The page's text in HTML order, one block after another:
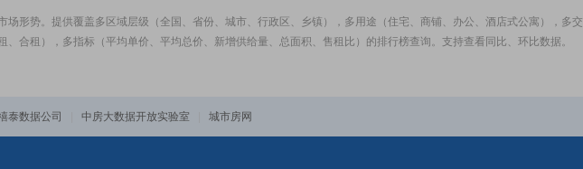
场形势。提供覆盖多区域层级（全国、省份、城市、行政区、乡镇），多用途（住宅、商铺、办公、酒店式公寓），多交
、合租），多指标（平均单价、平均总价、新增供给量、总面积、售租比）的排行榜查询。支持查看同比、环比数据。
泰数据公司 中房大数据开放实验室 城市房网